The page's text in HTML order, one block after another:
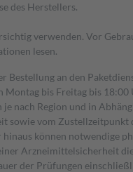
des Herstellers.
verwenden. Vor
lesen.
Bestellung an den
Montag bis Freitag bis 18:00
nach Region und in
sowie vom Zustellzeitpunkt
können notwendige
Arzneimittelsicherheit
der Prüfungen